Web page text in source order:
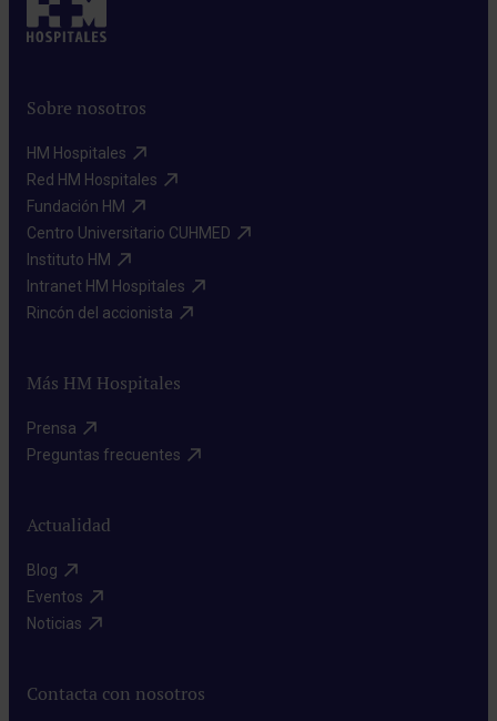
Sobre nosotros
HM Hospitales​
Red HM Hospitales​
Fundación HM​
Centro Universitario CUHMED​
Instituto HM​
Intranet HM Hospitales​
Rincón del accionista​
Más HM Hospitales
Prensa​
Preguntas frecuentes​
Actualidad
Blog​
Eventos​
Noticias​
Contacta con nosotros